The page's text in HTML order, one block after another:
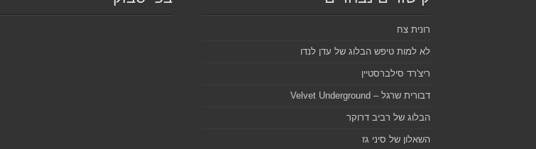
רונית צח
לא למות טיפש הבלוג של עדן לנדו
ריצ'רד סילברסטיין
דבורית שרגל – Velvet Underground
הבלוג של רביב דרוקר
השאלון של סיני גז